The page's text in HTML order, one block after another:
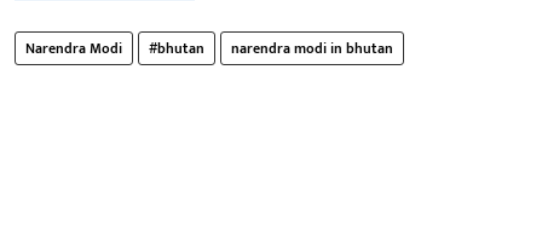
Narendra Modi #bhutan narendra modi in bhutan